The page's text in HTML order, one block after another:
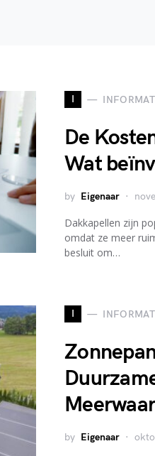
I
De
Wat
by Eigenaar
Dakkapellen zijn
omdat ze meer
besluit om…
I
by Eigenaar